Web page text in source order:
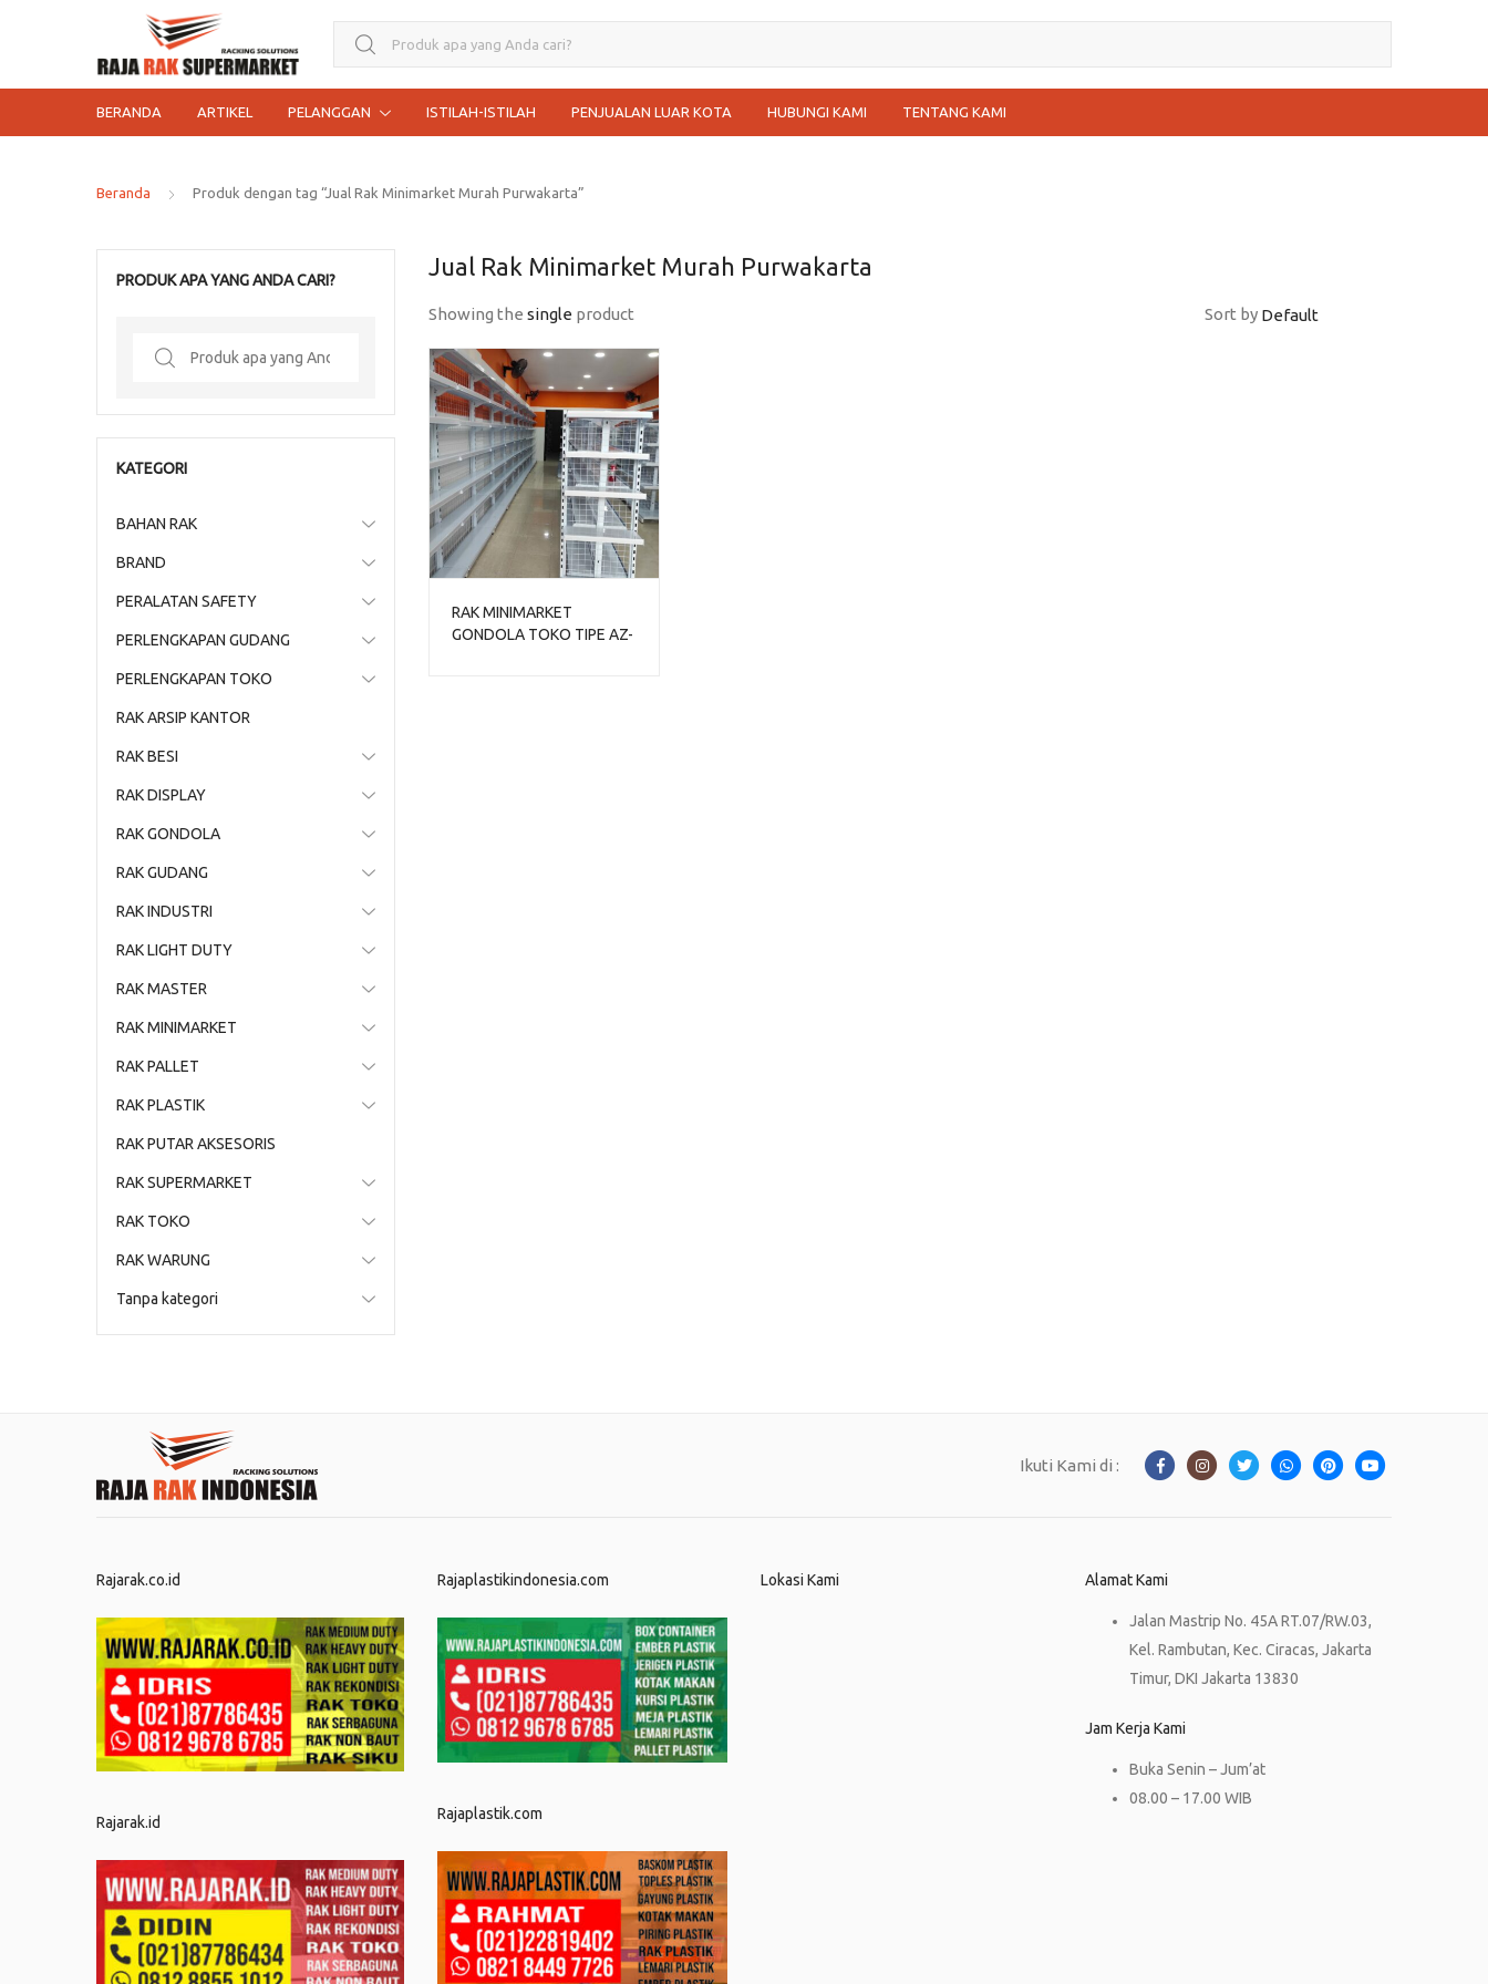
Search for:
BERANDA ARTIKEL PELANGGAN ISTILAH-ISTILAH PENJUALAN LUAR KOTA HUBUNGI KAMI TENTANG KAMI
Beranda Produk dengan tag “Jual Rak Minimarket Murah Purwakarta”
Jual Rak Minimarket Murah Purwakarta
Showing the single product Sort by
RAK MINIMARKET
GONDOLA TOKO TIPE AZ-
PRODUK APA YANG ANDA CARI?
Search
KATEGORI
BAHAN RAK
BRAND
PERALATAN SAFETY
PERLENGKAPAN GUDANG
PERLENGKAPAN TOKO
RAK ARSIP KANTOR
RAK BESI
RAK DISPLAY
RAK GONDOLA
RAK GUDANG
RAK INDUSTRI
RAK LIGHT DUTY
RAK MASTER
RAK MINIMARKET
RAK PALLET
RAK PLASTIK
RAK PUTAR AKSESORIS
RAK SUPERMARKET
RAK TOKO
RAK WARUNG
Tanpa kategori
Ikuti Kami di :
Rajarak.co.id
Rajarak.id
Rajaplastikindonesia.com
Rajaplastik.com
Lokasi Kami Alamat Kami
Jalan Mastrip No. 45A RT.07/RW.03,
Kel. Rambutan, Kec. Ciracas, Jakarta
Timur, DKI Jakarta 13830
Jam Kerja Kami
Buka Senin – Jum’at
08.00 – 17.00 WIB